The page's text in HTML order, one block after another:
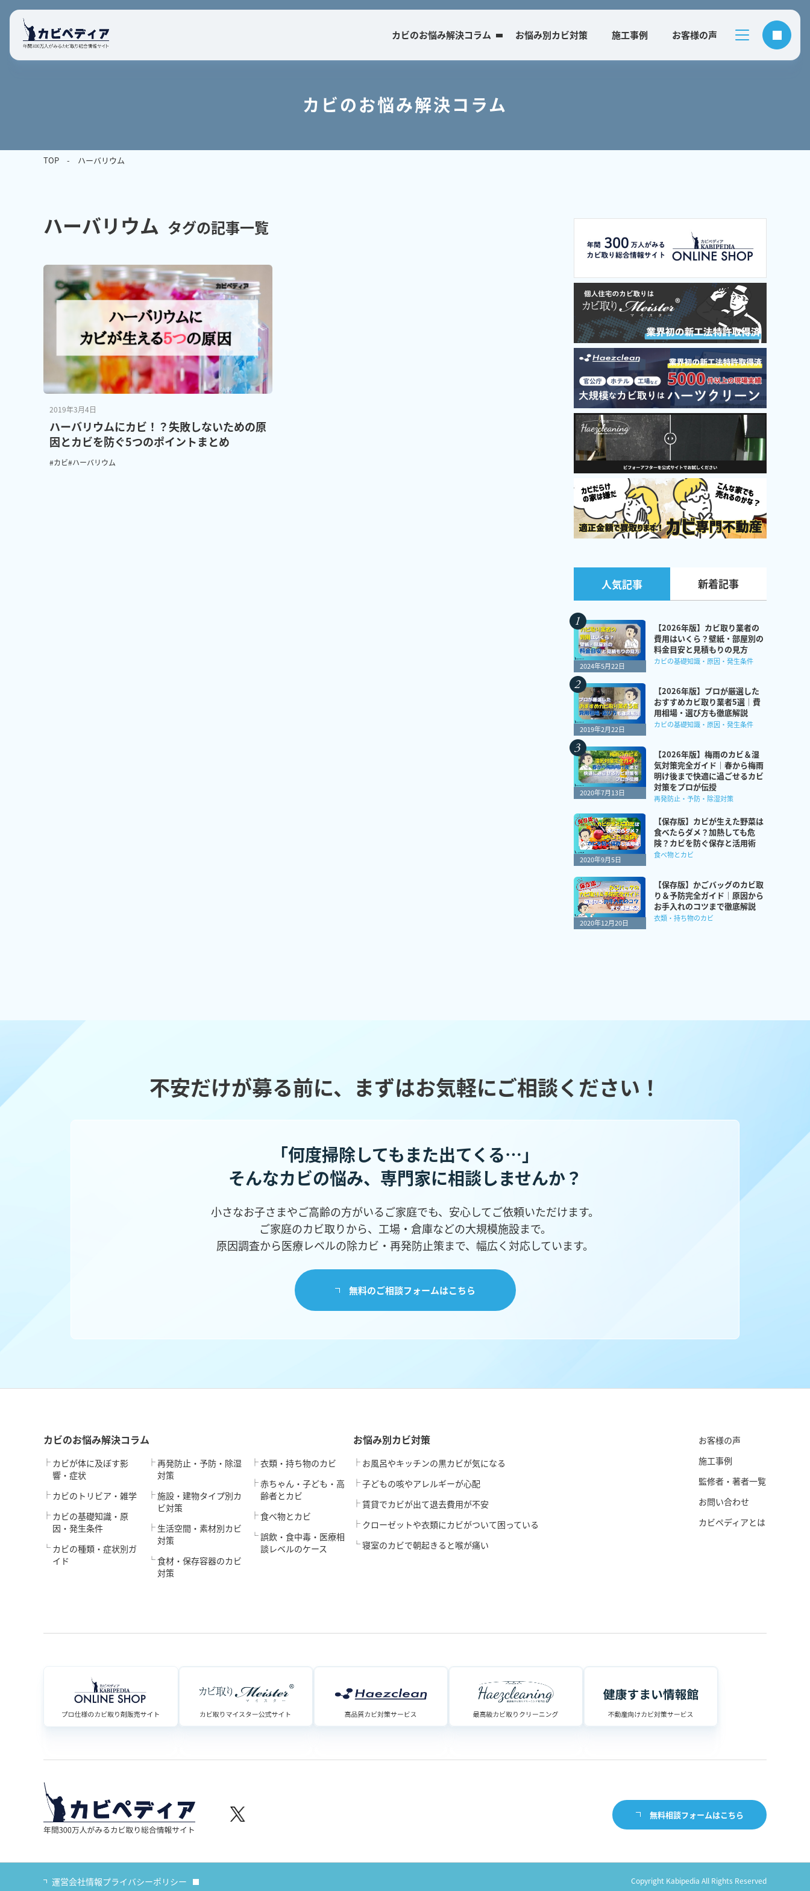
カビのお悩み解決コラム お悩み別カビ対策 施工事例 お客様の声
カビのお悩み解決コラム
TOP ハーバリウム
ハーバリウム タグの記事一覧
2019年3月4日
ハーバリウムにカビ！？失敗しないための原
因とカビを防ぐ5つのポイントまとめ
#カビ#ハーバリウム
人気記事 新着記事
2024年5月22日
【2026年版】カビ取り業者の
費用はいくら？壁紙・部屋別の
料金目安と見積もりの見方
カビの基礎知識・原因・発生条件
2019年2月22日
【2026年版】プロが厳選した
おすすめカビ取り業者5選｜費
用相場・選び方も徹底解説
カビの基礎知識・原因・発生条件
2020年7月13日
【2026年版】梅雨のカビ＆湿
気対策完全ガイド｜春から梅雨
明け後まで快適に過ごせるカビ
対策をプロが伝授
再発防止・予防・除湿対策
2020年9月5日
【保存版】カビが生えた野菜は
食べたらダメ？加熱しても危
険？カビを防ぐ保存と活用術
食べ物とカビ
2020年12月20日
【保存版】かごバッグのカビ取
り＆予防完全ガイド｜原因から
お手入れのコツまで徹底解説
衣類・持ち物のカビ
不安だけが募る前に、まずはお気軽にご相談ください！
「何度掃除してもまた出てくる…」
そんなカビの悩み、 専門家に相談しませんか？
小さなお子さまやご高齢の方がいるご家庭でも、安心してご依頼いただけます。
ご家庭のカビ取りから、工場・倉庫などの大規模施設まで。
原因調査から医療レベルの除カビ・再発防止策まで、幅広く対応しています。
無料のご相談フォームはこちら
カビのお悩み解決コラム
カビが体に及ぼす影
響・症状
カビのトリビア・雑学
カビの基礎知識・原
因・発生条件
カビの種類・症状別ガ
イド
再発防止・予防・除湿
対策
施設・建物タイプ別カ
ビ対策
生活空間・素材別カビ
対策
食材・保存容器のカビ
対策
衣類・持ち物のカビ
赤ちゃん・子ども・高
齢者とカビ
食べ物とカビ
誤飲・食中毒・医療相
談レベルのケース
お悩み別カビ対策
お風呂やキッチンの黒カビが気になる
子どもの咳やアレルギーが心配
賃貸でカビが出て退去費用が不安
クローゼットや衣類にカビがついて困っている
寝室のカビで朝起きると喉が痛い
お客様の声
施工事例
監修者・著者一覧
お問い合わせ
カビペディアとは
無料相談フォームはこちら
運営会社情報プライバシーポリシー Copyright Kabipedia All Rights Reserved